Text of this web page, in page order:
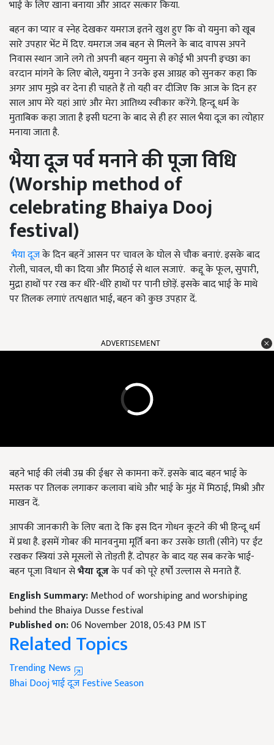
भाई के लिए खाना बनाया और आदर सत्कार किया.
बहन का प्यार व स्नेह देखकर यमराज इतने खुश हुए कि वो यमुना को खूब
सारे उपहार भेंट में दिए. यमराज जब बहन से मिलने के बाद वापस अपने
निवास स्थान जाने लगे तो अपनी बहन यमुना से कोई भी अपनी इच्छा का
वरदान मांगने के लिए बोले, यमुना ने उनके इस आग्रह को सुनकर कहा कि
अगर आप मुझे वर देना ही चाहते हैं तो यही वर दीजिए कि आज के दिन हर
साल आप मेरे यहां आएं और मेरा आतिथ्य स्वीकार करेंगे. हिन्दू धर्म के
मुताबिक कहा जाता है इसी घटना के बाद से ही हर साल भैया दूज का त्योहार
मनाया जाता है.
भैया दूज पर्व मनाने की पूजा विधि
(Worship method of
celebrating Bhaiya Dooj
festival)
भैया दूजके दिन बहनें आसन पर चावल के घोल से चौक बनाएं. इसके बाद
रोली, चावल, घी का दिया और मिठाई से थाल सजाएं. कद्दू के फूल, सुपारी,
मुद्रा हाथों पर रख कर धीरे-धीरे हाथों पर पानी छोड़ें. इसके बाद भाई के माथे
पर तिलक लगाएं तत्पश्चात भाई, बहन को कुछ उपहार दें.
ADVERTISEMENT
बहने भाई की लंबी उम्र की ईश्वर से कामना करें. इसके बाद बहन भाई के
मस्तक पर तिलक लगाकर कलावा बांधे और भाई के मुंह में मिठाई, मिश्री और
माखन दें.
आपकी जानकारी के लिए बता दे कि इस दिन गोधन कूटने की भी हिन्दू धर्म
में प्रथा है. इसमें गोबर की मानवनुमा मूर्ति बना कर उसके छाती (सीने) पर ईंट
रखकर स्त्रियां उसे मूसलों से तोड़ती हैं. दोपहर के बाद यह सब करके भाई-
बहन पूजा विधान सेभैया दूजके पर्व को पूरे हर्षों उल्लास से मनाते हैं.
English Summary:Method of worshiping and worshiping
behind the Bhaiya Dusse festival
Published on:06 November 2018, 05:43 PM IST
Related Topics
Trending News
Bhai Doojभाई दूजFestive Season